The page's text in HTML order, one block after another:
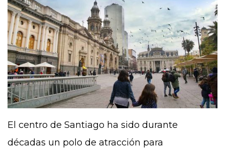
El centro de Santiago ha sido durante
décadas un polo de atracción para